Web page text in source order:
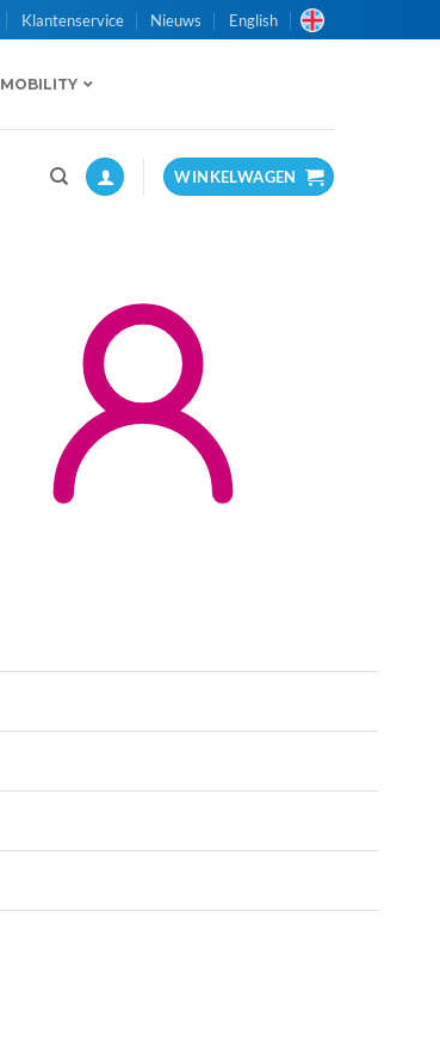
Klantenservice Nieuws English
MOBILITY
WINKELWAGEN